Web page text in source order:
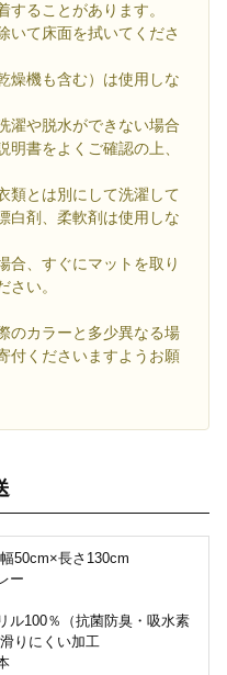
することがあります。
いて床面を拭いてくださ
燥機も含む）は使用しな
濯や脱水ができない場合
書をよくご確認の上、
類とは別にして洗濯して
白剤、柔軟剤は使用しな
合、すぐにマットを取り
さい。
のカラーと多少異なる場
付くださいますようお願
50cm×長さ130cm
ー
ル100％（抗菌防臭・吸水素
りにくい加工